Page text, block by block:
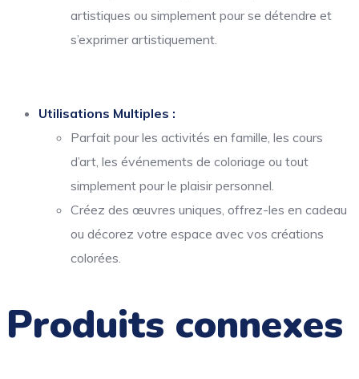
artistiques ou simplement pour se détendre et
s’exprimer artistiquement.
Utilisations Multiples :
Parfait pour les activités en famille, les cours
d’art, les événements de coloriage ou tout
simplement pour le plaisir personnel.
Créez des œuvres uniques, offrez-les en cadeau
ou décorez votre espace avec vos créations
colorées.
Produits connexes